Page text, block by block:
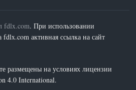
fdlx.com. При использовании
fdlx.com активная ссылка на сайт
размещены на условиях лицензии
4.0 International.